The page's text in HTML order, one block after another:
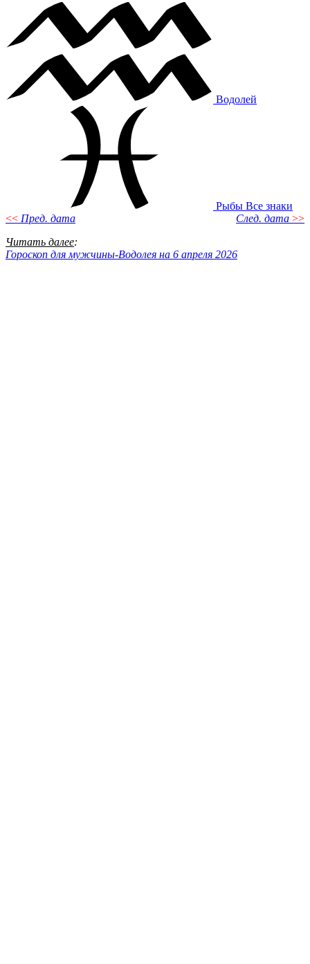
Водолей
Рыбы Все знаки
<< Пред. дата След. дата >>
Читать далее:
Гороскоп для мужчины-Водолея на 6 апреля 2026